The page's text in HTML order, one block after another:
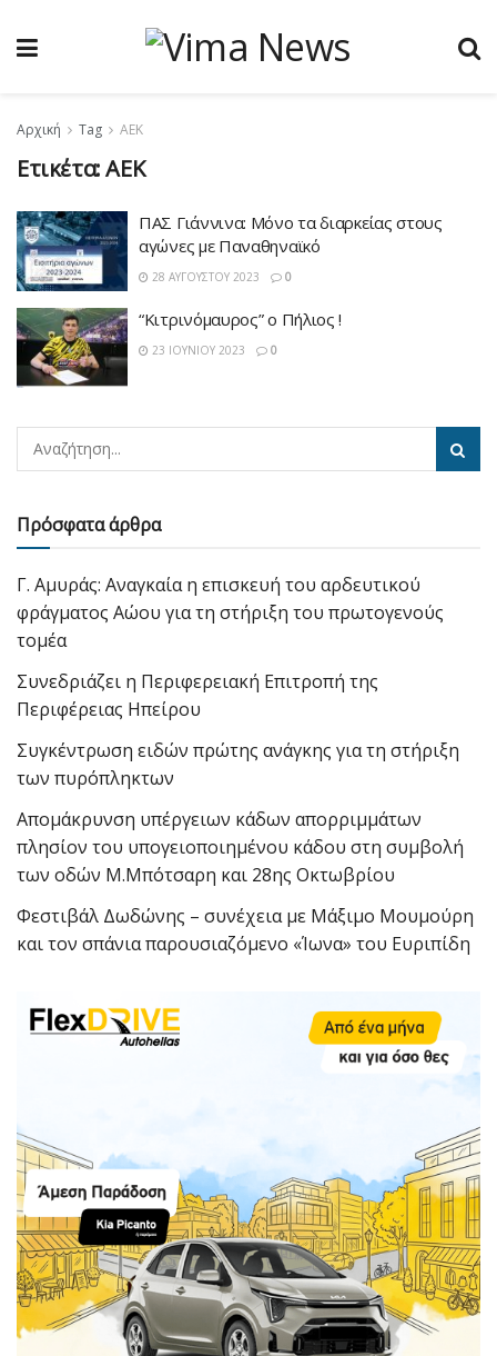
Αρχική Tag ΑΕΚ
Ετικέτα:ΑΕΚ
ΠΑΣ Γιάννινα: Μόνο τα διαρκείας στους
αγώνες με Παναθηναϊκό
28 ΑΥΓΟΎΣΤΟΥ 2023 0
“Κιτρινόμαυρος” ο Πήλιος !
23 ΙΟΥΝΊΟΥ 2023 0
Πρόσφατα άρθρα
Γ. Αμυράς: Αναγκαία η επισκευή του αρδευτικού
φράγματος Αώου για τη στήριξη του πρωτογενούς
τομέα
Συνεδριάζει η Περιφερειακή Επιτροπή της
Περιφέρειας Ηπείρου
Συγκέντρωση ειδών πρώτης ανάγκης για τη στήριξη
των πυρόπληκτων
Απομάκρυνση υπέργειων κάδων απορριμμάτων
πλησίον του υπογειοποιημένου κάδου στη συμβολή
των οδών Μ.Μπότσαρη και 28ης Οκτωβρίου
Φεστιβάλ Δωδώνης – συνέχεια με Μάξιμο Μουμούρη
και τον σπάνια παρουσιαζόμενο «Ίωνα» του Ευριπίδη